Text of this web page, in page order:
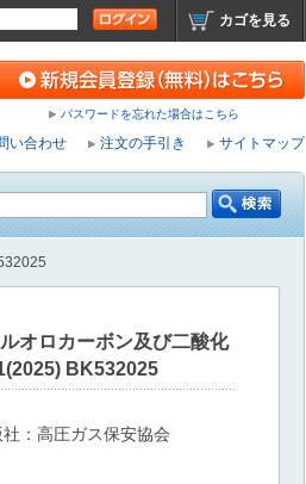
カゴを見る
パスワードを忘れた場合はこちら
い合わせ 注文の手引き サイトマップ
オロカーボン及び二酸化
BK532025
：高圧ガス保安協会